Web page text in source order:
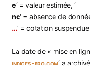
e‘ = valeur estimée, ‘
nc‘ = absence de
…‘ = cotation suspendue.
La date de « mise en
indices-pro.com‘ a